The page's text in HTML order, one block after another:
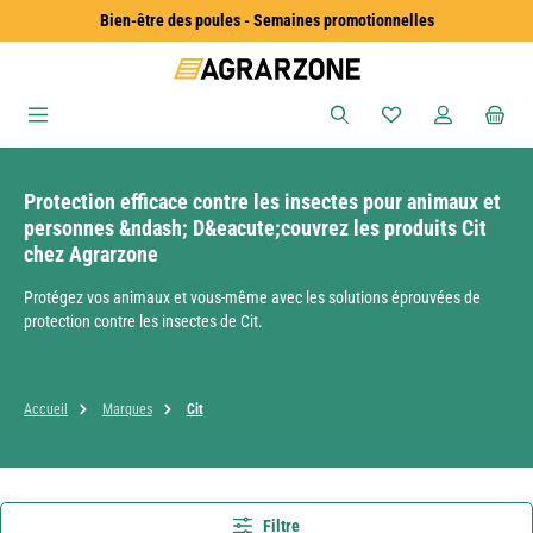
Passer au contenu principalBien-être des poules - Semaines promotionnelles
Vous avez 0
Protection efficace contre les insectes pour animaux et
personnes &ndash; D&eacute;couvrez les produits Cit
chez Agrarzone
Protégez vos animaux et vous-même avec les solutions éprouvées de
protection contre les insectes de Cit.
Accueil Marques Cit
Filtre